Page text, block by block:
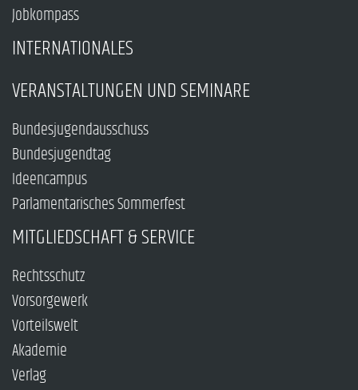
Jobkompass
INTERNATIONALES
VERANSTALTUNGEN UND SEMINARE
Bundesjugendausschuss
Bundesjugendtag
Ideencampus
Parlamentarisches Sommerfest
MITGLIEDSCHAFT & SERVICE
Rechtsschutz
Vorsorgewerk
Vorteilswelt
Akademie
Verlag